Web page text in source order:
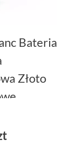
Bateria
Złoto